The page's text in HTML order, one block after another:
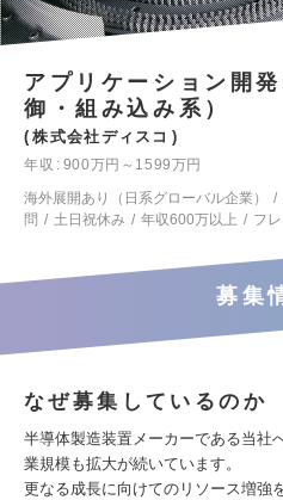
アプリケーション開
御・組み込み系）
株式会社ディスコ
年収
900万円～1599万円
海外展開あり（日系グローバル企業）
問
土日祝休み 年収600万以上 フ
募集
なぜ募集しているのか
半導体製造装置メーカーである当社
業規模も拡大が続いています。
更なる成長に向けてのリソース増強